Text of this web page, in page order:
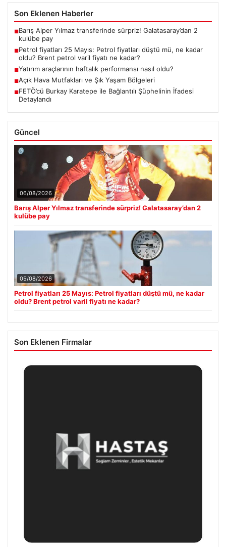
Son Eklenen Haberler
■Barış Alper Yılmaz transferinde sürpriz! Galatasaray’dan 2
kulübe pay
■Petrol fiyatları 25 Mayıs: Petrol fiyatları düştü mü, ne kadar
oldu? Brent petrol varil fiyatı ne kadar?
■Yatırım araçlarının haftalık performansı nasıl oldu?
■Açık Hava Mutfakları ve Şık Yaşam Bölgeleri
■FETÖ’cü Burkay Karatepe ile Bağlantılı Şüphelinin İfadesi
Detaylandı
Güncel
06/08/2026
Barış Alper Yılmaz transferinde sürpriz! Galatasaray’dan 2
kulübe pay
05/08/2026
Petrol fiyatları 25 Mayıs: Petrol fiyatları düştü mü, ne kadar
oldu? Brent petrol varil fiyatı ne kadar?
Son Eklenen Firmalar